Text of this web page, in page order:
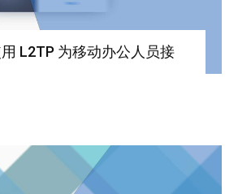
用 L2TP 为移动办公人员接